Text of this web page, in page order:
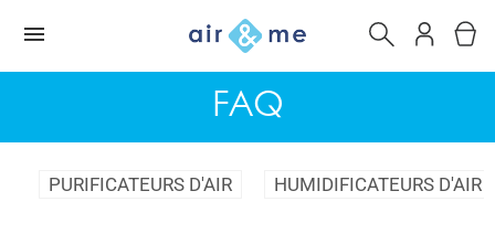
FAQ
PURIFICATEURS D'AIR HUMIDIFICATEURS D'AIR